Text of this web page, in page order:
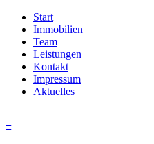
Start
Immobilien
Team
Leistungen
Kontakt
Impressum
Aktuelles
≡